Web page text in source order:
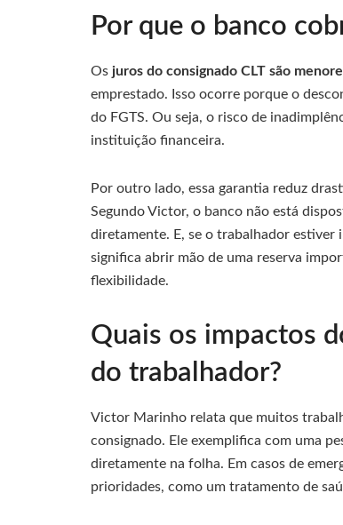
Por que o banco
Os juros do consignado CLT são
emprestado. Isso ocorre porque o
do FGTS. Ou seja, o risco de
instituição financeira.
Por outro lado, essa garantia reduz
Segundo Victor, o banco não está
diretamente. E, se o trabalhador estiver
significa abrir mão de uma reserva
flexibilidade.
Quais os impactos
do trabalhador?
Victor Marinho relata que muitos
consignado. Ele exemplifica com uma
diretamente na folha. Em casos de
prioridades, como um tratamento de